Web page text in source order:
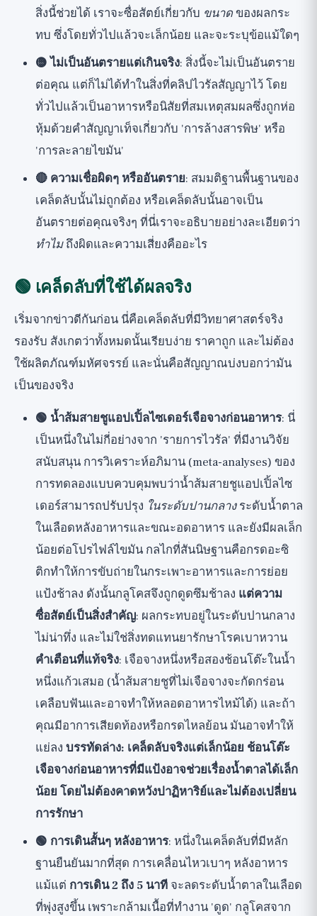
สิ่งนี้ช่วยได้ เราจะซื่อสัตย์เกี่ยวกับ ขนาดของผลกระ
ทบ ซึ่งโดยทั่วไปแล้วจะเล็กน้อย และจะระบุข้อแม้ใดๆ
🟡 ไม่เป็นอันตรายแต่เกินจริง: สิ่งนี้จะไม่เป็นอันตราย
ต่อคุณ แต่ก็ไม่ได้ทำในสิ่งที่คลิปไวรัลสัญญาไว้ โดย
ทั่วไปแล้วเป็นอาหารหรือนิสัยที่สมเหตุสมผลซึ่งถูกห่อ
หุ้มด้วยคำสัญญาเท็จเกี่ยวกับ 'การล้างสารพิษ' หรือ
'การละลายไขมัน'
🔴 ความเชื่อผิดๆ หรืออันตราย: สมมติฐานพื้นฐานของ
เคล็ดลับนั้นไม่ถูกต้อง หรือเคล็ดลับนั้นอาจเป็น
อันตรายต่อคุณจริงๆ ที่นี่เราจะอธิบายอย่างละเอียดว่า
ทำไมถึงผิดและความเสี่ยงคืออะไร
🟢 เคล็ดลับที่ใช้ได้ผลจริง
เริ่มจากข่าวดีกันก่อน นี่คือเคล็ดลับที่มีวิทยาศาสตร์จริง
รองรับ สังเกตว่าทั้งหมดนั้นเรียบง่าย ราคาถูก และไม่ต้อง
ใช้ผลิตภัณฑ์มหัศจรรย์ และนั่นคือสัญญาณบ่งบอกว่ามัน
เป็นของจริง
🟢 น้ำส้มสายชูแอปเปิ้ลไซเดอร์เจือจางก่อนอาหาร: นี่
เป็นหนึ่งในไม่กี่อย่างจาก 'รายการไวรัล' ที่มีงานวิจัย
สนับสนุน การวิเคราะห์อภิมาน (meta-analyses) ของ
การทดลองแบบควบคุมพบว่าน้ำส้มสายชูแอปเปิ้ลไซ
เดอร์สามารถปรับปรุง ในระดับปานกลางระดับน้ำตาล
ในเลือดหลังอาหารและขณะอดอาหาร และยังมีผลเล็ก
น้อยต่อโปรไฟล์ไขมัน กลไกที่สันนิษฐานคือกรดอะซิ
ติกทำให้การขับถ่ายในกระเพาะอาหารและการย่อย
แป้งช้าลง ดังนั้นกลูโคสจึงถูกดูดซึมช้าลง แต่ความ
ซื่อสัตย์เป็นสิ่งสำคัญ: ผลกระทบอยู่ในระดับปานกลาง
ไม่น่าทึ่ง และไม่ใช่สิ่งทดแทนยารักษาโรคเบาหวาน
คำเตือนที่แท้จริง: เจือจางหนึ่งหรือสองช้อนโต๊ะในน้ำ
หนึ่งแก้วเสมอ (น้ำส้มสายชูที่ไม่เจือจางจะกัดกร่อน
เคลือบฟันและอาจทำให้หลอดอาหารไหม้ได้) และถ้า
คุณมีอาการเสียดท้องหรือกรดไหลย้อน มันอาจทำให้
แย่ลง บรรทัดล่าง: เคล็ดลับจริงแต่เล็กน้อย ช้อนโต๊ะ
เจือจางก่อนอาหารที่มีแป้งอาจช่วยเรื่องน้ำตาลได้เล็ก
น้อย โดยไม่ต้องคาดหวังปาฏิหาริย์และไม่ต้องเปลี่ยน
การรักษา
🟢 การเดินสั้นๆ หลังอาหาร: หนึ่งในเคล็ดลับที่มีหลัก
ฐานยืนยันมากที่สุด การเคลื่อนไหวเบาๆ หลังอาหาร
แม้แต่ การเดิน 2 ถึง 5 นาที จะลดระดับน้ำตาลในเลือด
ที่พุ่งสูงขึ้น เพราะกล้ามเนื้อที่ทำงาน 'ดูด' กลูโคสจาก